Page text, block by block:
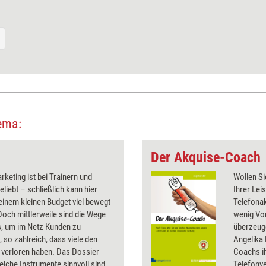
ist bei Trainern und
– schließlich kann hier
kleinen Budget viel bewegt
mittlerweile sind die Wege
um im Netz Kunden zu
so zahlreich, dass viele den
haben. Das Dossier
Der Akquise-Coach
Wollen
Ihrer
wenig
Angelika
Coachs